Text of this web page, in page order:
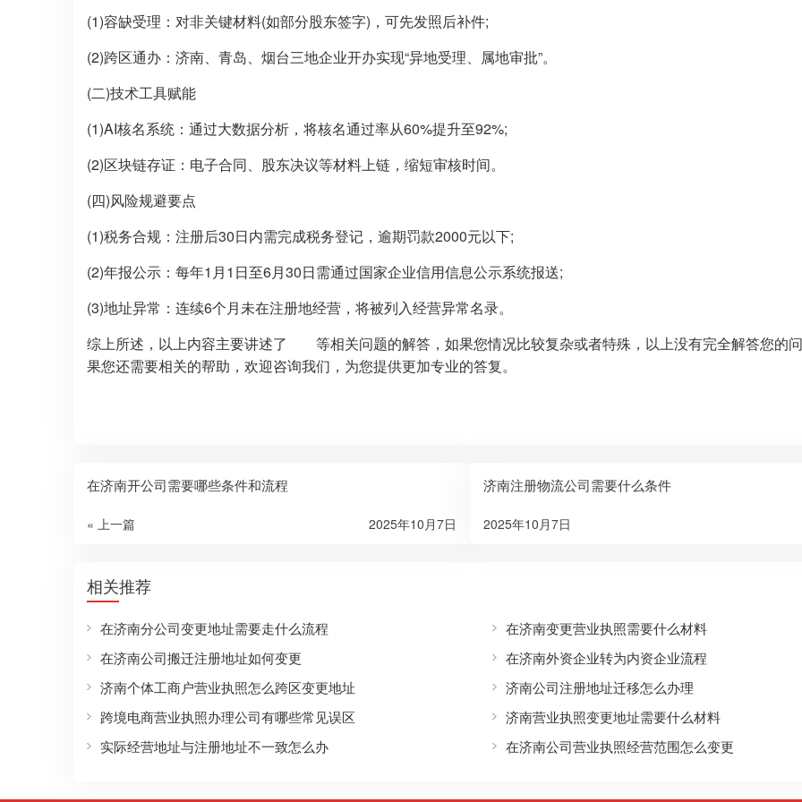
(1)容缺受理：对非关键材料(如部分股东签字)，可先发照后补件;
(2)跨区通办：济南、青岛、烟台三地企业开办实现“异地受理、属地审批”。
(二)技术工具赋能
(1)AI核名系统：通过大数据分析，将核名通过率从60%提升至92%;
(2)区块链存证：电子合同、股东决议等材料上链，缩短审核时间。
(四)风险规避要点
(1)税务合规：注册后30日内需完成税务登记，逾期罚款2000元以下;
(2)年报公示：每年1月1日至6月30日需通过国家企业信用信息公示系统报送;
(3)地址异常：连续6个月未在注册地经营，将被列入经营异常名录。
综上所述，以上内容主要讲述了 等相关问题的解答，如果您情况比较复杂或者特殊，以上没有完全解答您的
果您还需要相关的帮助，欢迎咨询我们，为您提供更加专业的答复。
在济南开公司需要哪些条件和流程
« 上一篇 2025年10月7日
济南注册物流公司需要什么条件
2025年10月7日
相关推荐
在济南分公司变更地址需要走什么流程
在济南变更营业执照需要什么材料
在济南公司搬迁注册地址如何变更
在济南外资企业转为内资企业流程
济南个体工商户营业执照怎么跨区变更地址
济南公司注册地址迁移怎么办理
跨境电商营业执照办理公司有哪些常见误区
济南营业执照变更地址需要什么材料
实际经营地址与注册地址不一致怎么办
在济南公司营业执照经营范围怎么变更